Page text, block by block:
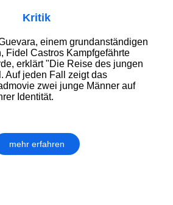
Kritik
einem grundanständigen
Fidel Castros Kampfgefährte
erklärt "Die Reise des jungen
Auf jeden Fall zeigt das
zwei junge Männer auf
Identität.
mehr erfahren